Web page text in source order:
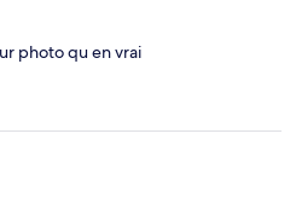
photo qu en vrai